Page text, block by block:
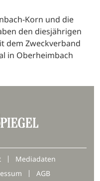
Korn und die
den diesjährigen
dem Zweckverband
in Oberheimbach
Mediadaten
AGB